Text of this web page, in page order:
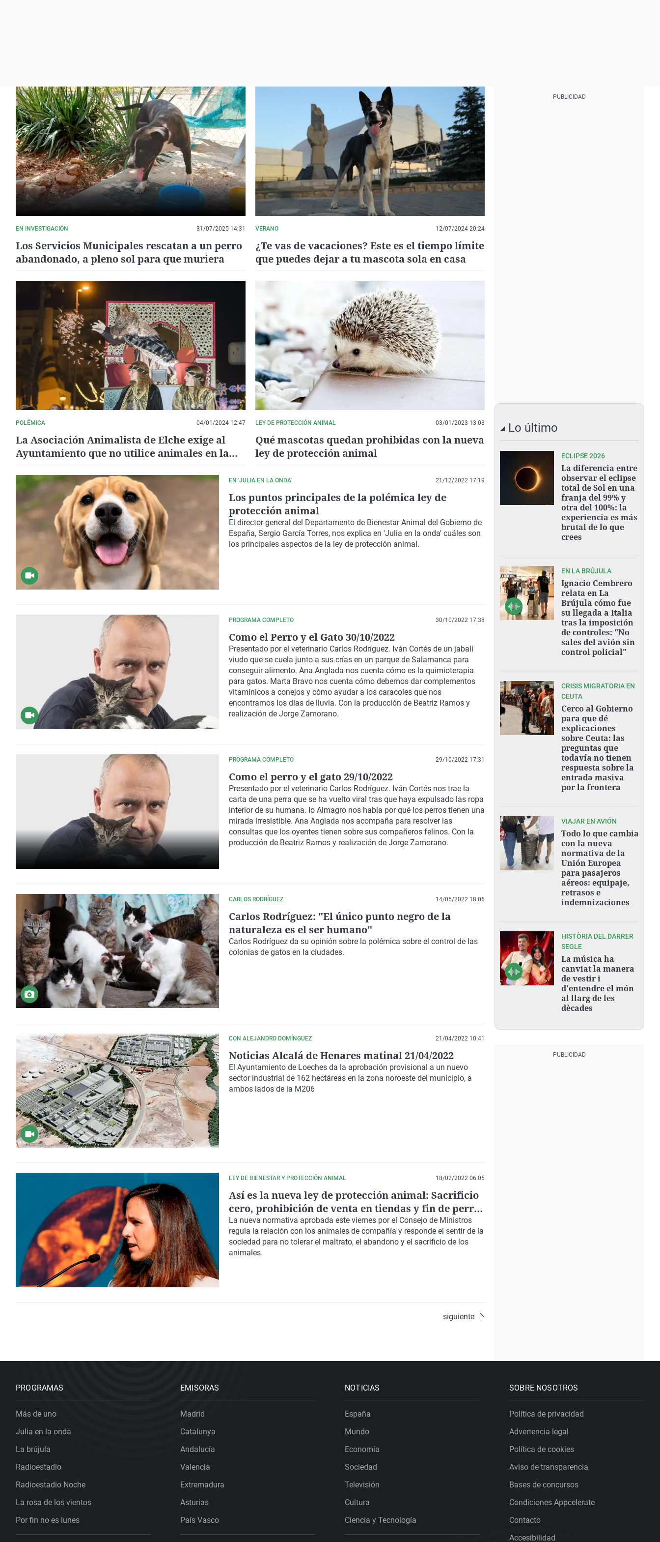
EN INVESTIGACIÓN 31/07/2025 14:31
Los Servicios Municipales rescatan a un perro
abandonado, a pleno sol para que muriera
VERANO 12/07/2024 20:24
¿Te vas de vacaciones? Este es el tiempo límite
que puedes dejar a tu mascota sola en casa
POLÉMICA 04/01/2024 12:47
La Asociación Animalista de Elche exige al
Ayuntamiento que no utilice animales en la
LEY DE PROTECCIÓN ANIMAL 03/01/2023 13:08
Qué mascotas quedan prohibidas con la nueva
ley de protección animal
EN 'JULIA EN LA ONDA' 21/12/2022 17:19
Los puntos principales de la polémica ley de
protección animal
El director general del Departamento de Bienestar Animal del Gobierno de
España, Sergio García Torres, nos explica en 'Julia en la onda' cuáles son
los principales aspectos de la ley de protección animal.
PROGRAMA COMPLETO 30/10/2022 17:38
Como el Perro y el Gato 30/10/2022
Presentado por el veterinario Carlos Rodríguez. Iván Cortés de un jabalí
viudo que se cuela junto a sus crías en un parque de Salamanca para
conseguir alimento. Ana Anglada nos cuenta cómo es la quimioterapia
para gatos. Marta Bravo nos cuenta cómo debemos dar complementos
vitamínicos a conejos y cómo ayudar a los caracoles que nos
encontramos los días de lluvia. Con la producción de Beatriz Ramos y
realización de Jorge Zamorano.
PROGRAMA COMPLETO 29/10/2022 17:31
Como el perro y el gato 29/10/2022
Presentado por el veterinario Carlos Rodríguez. Iván Cortés nos trae la
carta de una perra que se ha vuelto viral tras que haya expulsado las ropa
interior de su humana. Io Almagro nos habla por qué los perros tienen una
mirada irresistible. Ana Anglada nos acompaña para resolver las
consultas que los oyentes tienen sobre sus compañeros felinos. Con la
producción de Beatriz Ramos y realización de Jorge Zamorano.
CARLOS RODRÍGUEZ 14/05/2022 18:06
Carlos Rodríguez: "El único punto negro de la
naturaleza es el ser humano"
Carlos Rodríguez da su opinión sobre la polémica sobre el control de las
colonias de gatos en la ciudades.
CON ALEJANDRO DOMÍNGUEZ 21/04/2022 10:41
Noticias Alcalá de Henares matinal 21/04/2022
El Ayuntamiento de Loeches da la aprobación provisional a un nuevo
sector industrial de 162 hectáreas en la zona noroeste del municipio, a
ambos lados de la M206
LEY DE BIENESTAR Y PROTECCIÓN ANIMAL 18/02/2022 06:05
Así es la nueva ley de protección animal: Sacrificio
cero, prohibición de venta en tiendas y fin de perros
peligrosos
La nueva normativa aprobada este viernes por el Consejo de Ministros
regula la relación con los animales de compañía y responde el sentir de la
sociedad para no tolerar el maltrato, el abandono y el sacrificio de los
animales.
siguiente
Lo último
ECLIPSE 2026
La diferencia entre
observar el eclipse
total de Sol en una
franja del 99% y
otra del 100%: la
experiencia es más
brutal de lo que
crees
EN LA BRÚJULA
Ignacio Cembrero
relata en La
Brújula cómo fue
su llegada a Italia
tras la imposición
de controles: "No
sales del avión sin
control policial"
CRISIS MIGRATORIA EN
CEUTA
Cerco al Gobierno
para que dé
explicaciones
sobre Ceuta: las
preguntas que
todavía no tienen
respuesta sobre la
entrada masiva
por la frontera
VIAJAR EN AVIÓN
Todo lo que cambia
con la nueva
normativa de la
Unión Europea
para pasajeros
aéreos: equipaje,
retrasos e
indemnizaciones
HISTÒRIA DEL DARRER
SEGLE
La música ha
canviat la manera
de vestir i
d'entendre el món
al llarg de les
dècades
PROGRAMAS
Más de uno
Julia en la onda
La brújula
Radioestadio
Radioestadio Noche
La rosa de los vientos
Por fin no es lunes
EMISORAS
Madrid
Catalunya
Andalucía
Valencia
Extremadura
Asturias
País Vasco
NOTICIAS
España
Mundo
Economía
Sociedad
Televisión
Cultura
Ciencia y Tecnología
SOBRE NOSOTROS
Política de privacidad
Advertencia legal
Política de cookies
Aviso de transparencia
Bases de concursos
Condiciones Appcelerate
Contacto
Accesibilidad